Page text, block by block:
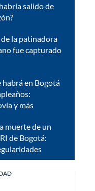
salido de
la patinadora
fue capturado
en Bogotá
y más
muerte de un
de Bogotá: